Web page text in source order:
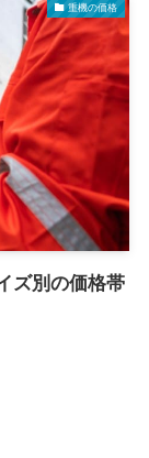
重機の価格
ズ別の価格帯